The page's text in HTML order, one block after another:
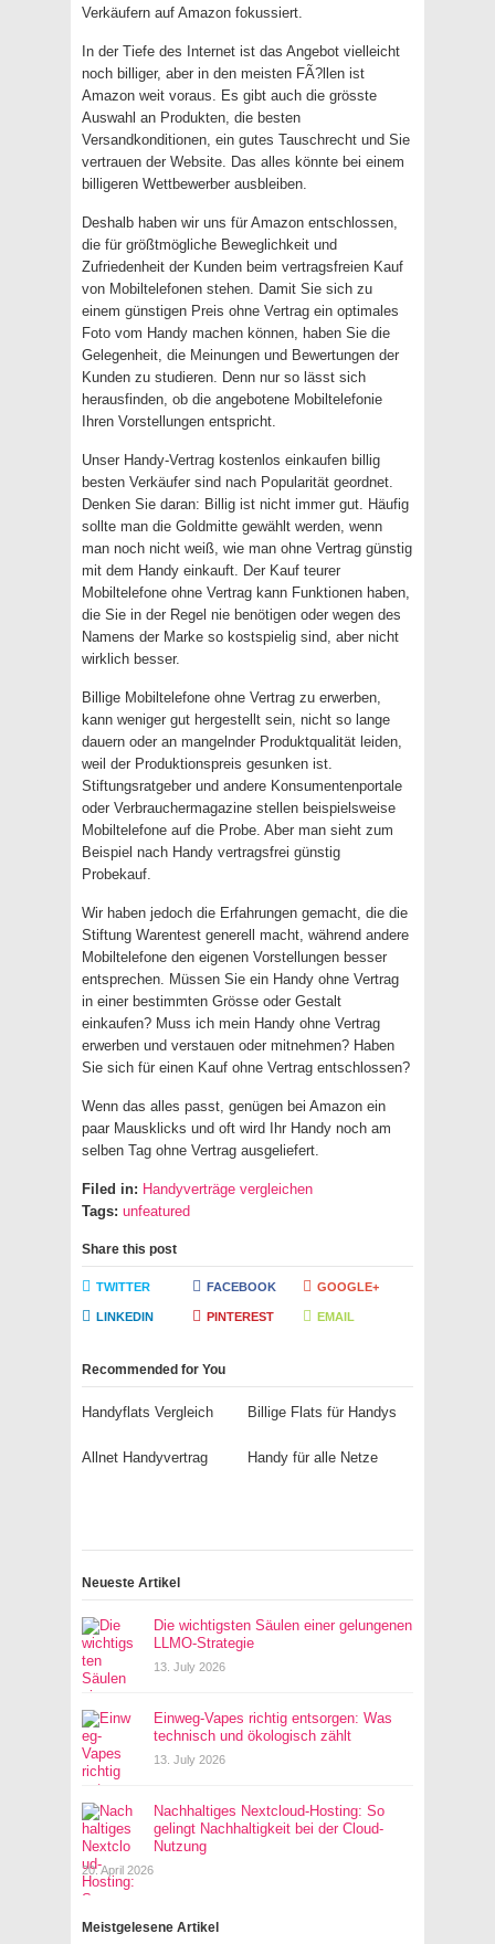
Verkäufern auf Amazon fokussiert.
In der Tiefe des Internet ist das Angebot vielleicht
noch billiger, aber in den meisten FÃ?llen ist
Amazon weit voraus. Es gibt auch die grösste
Auswahl an Produkten, die besten
Versandkonditionen, ein gutes Tauschrecht und Sie
vertrauen der Website. Das alles könnte bei einem
billigeren Wettbewerber ausbleiben.
Deshalb haben wir uns für Amazon entschlossen,
die für größtmögliche Beweglichkeit und
Zufriedenheit der Kunden beim vertragsfreien Kauf
von Mobiltelefonen stehen. Damit Sie sich zu
einem günstigen Preis ohne Vertrag ein optimales
Foto vom Handy machen können, haben Sie die
Gelegenheit, die Meinungen und Bewertungen der
Kunden zu studieren. Denn nur so lässt sich
herausfinden, ob die angebotene Mobiltelefonie
Ihren Vorstellungen entspricht.
Unser Handy-Vertrag kostenlos einkaufen billig
besten Verkäufer sind nach Popularität geordnet.
Denken Sie daran: Billig ist nicht immer gut. Häufig
sollte man die Goldmitte gewählt werden, wenn
man noch nicht weiß, wie man ohne Vertrag günstig
mit dem Handy einkauft. Der Kauf teurer
Mobiltelefone ohne Vertrag kann Funktionen haben,
die Sie in der Regel nie benötigen oder wegen des
Namens der Marke so kostspielig sind, aber nicht
wirklich besser.
Billige Mobiltelefone ohne Vertrag zu erwerben,
kann weniger gut hergestellt sein, nicht so lange
dauern oder an mangelnder Produktqualität leiden,
weil der Produktionspreis gesunken ist.
Stiftungsratgeber und andere Konsumentenportale
oder Verbrauchermagazine stellen beispielsweise
Mobiltelefone auf die Probe. Aber man sieht zum
Beispiel nach Handy vertragsfrei günstig
Probekauf.
Wir haben jedoch die Erfahrungen gemacht, die die
Stiftung Warentest generell macht, während andere
Mobiltelefone den eigenen Vorstellungen besser
entsprechen. Müssen Sie ein Handy ohne Vertrag
in einer bestimmten Grösse oder Gestalt
einkaufen? Muss ich mein Handy ohne Vertrag
erwerben und verstauen oder mitnehmen? Haben
Sie sich für einen Kauf ohne Vertrag entschlossen?
Wenn das alles passt, genügen bei Amazon ein
paar Mausklicks und oft wird Ihr Handy noch am
selben Tag ohne Vertrag ausgeliefert.
Filed in: Handyverträge vergleichen
Tags: unfeatured
Share this post
TWITTER FACEBOOK GOOGLE+
LINKEDIN PINTEREST EMAIL
Recommended for You
Handyflats Vergleich Billige Flats für Handys
Allnet Handyvertrag Handy für alle Netze
Neueste Artikel
Die wichtigsten Säulen einer gelungenen
LLMO-Strategie
13. July 2026
Einweg-Vapes richtig entsorgen: Was
technisch und ökologisch zählt
13. July 2026
Nachhaltiges Nextcloud-Hosting: So
gelingt Nachhaltigkeit bei der Cloud-
Nutzung
20. April 2026
Meistgelesene Artikel